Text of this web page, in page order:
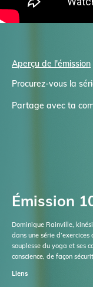
Aperçu de l'émission
Procurez-vous la
Partage avec ta
Émission
Dominique Rainville,
dans une série
souplesse du yoga et ses
conscience, de façon
Liens